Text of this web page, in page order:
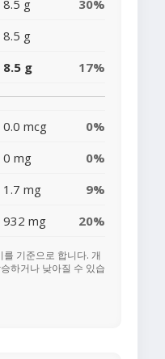
8.5 g
30%
8.5 g
8.5 g 17%
0.0 mcg
0%
0 mg
0%
1.7 mg
9%
932 mg 20%
기준으로 합니다. 개
하거나 낮아질 수 있습